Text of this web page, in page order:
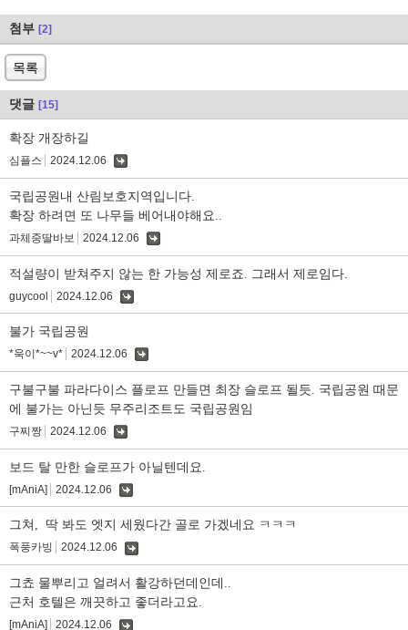
첨부 [2]
목록
댓글 [15]
확장 개장하길
심플스 2024.12.06
국립공원내 산림보호지역입니다.
확장 하려면 또 나무들 베어내야해요..
과체중딸바보 2024.12.06
적설량이 받쳐주지 않는 한 가능성 제로죠. 그래서 제로임다.
guycool 2024.12.06
불가 국립공원
*욱이*~~v* 2024.12.06
구불구불 파라다이스 플로프 만들면 최장 슬로프 될듯. 국립공원 때문
에 불가는 아닌듯 무주리조트도 국립공원임
구찌짱 2024.12.06
보드 탈 만한 슬로프가 아닐텐데요.
[mAniA] 2024.12.06
글
그쳐, 딱 봐도 엣지 세웠다간 골로 가겠네요 ㅋㅋㅋ
폭풍카빙 2024.12.06
그쵸 물뿌리고 얼려서 활강하던데인데..
근처 호텔은 깨끗하고 좋더라고요.
[mAniA] 2024.12.06